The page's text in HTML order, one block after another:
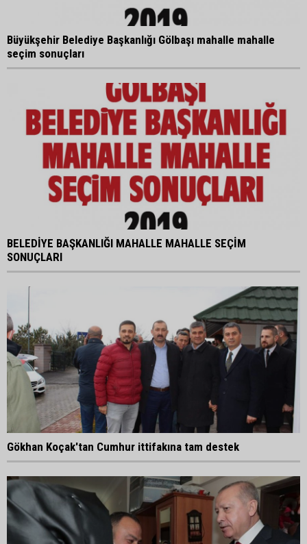
Büyükşehir Belediye Başkanlığı Gölbaşı mahalle mahalle
seçim sonuçları
BELEDİYE BAŞKANLIĞI MAHALLE MAHALLE SEÇİM
SONUÇLARI
Gökhan Koçak'tan Cumhur ittifakına tam destek